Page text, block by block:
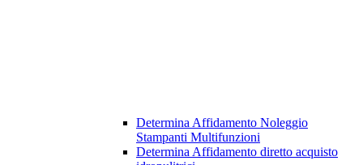
Determina Affidamento Noleggio
Stampanti Multifunzioni
Determina Affidamento diretto acquisto